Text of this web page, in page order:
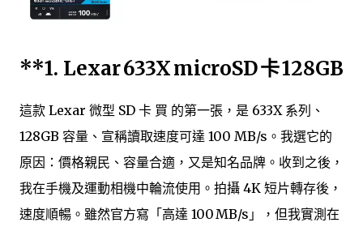
**1. Lexar 633X microSD 卡 128GB
這款 Lexar 微型 SD 卡 買 的第一張，是 633X 系列、
128GB 容量、宣稱讀取速度可達 100 MB/s。我選它的
原因：價格親民、容量合適，又是知名品牌。收到之後，
我在手機及運動相機中輪流使用。拍攝 4K 短片轉存後，
速度順暢。雖然官方寫「高達 100 MB/s」，但我實測在